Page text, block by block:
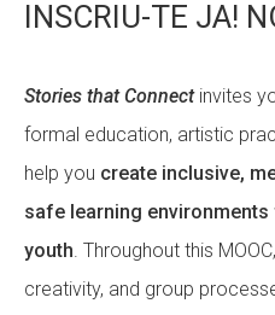
INSCRIU-TE JA!
Stories that Connect invites
formal education, artistic
help you create inclusive,
safe learning
youth. Throughout this
creativity, and group
Memòria d'activitats
ACTUALITAT
Notícies
Butlletins
Diari de la Fundació
Memòria d'activitats
ACTUALITAT
Notícies
Butlletins
Diari de la Fundació